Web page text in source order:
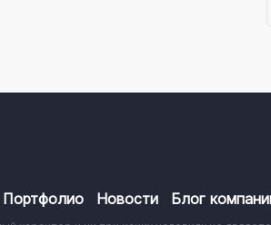
Портфолио Новости Блог